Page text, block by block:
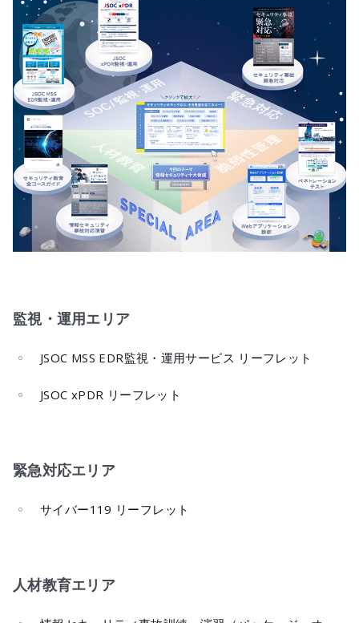
監視・運用エリア
JSOC MSS EDR監視・運用サービス リーフレット
JSOC xPDR リーフレット
緊急対応エリア
サイバー119 リーフレット
人材教育エリア